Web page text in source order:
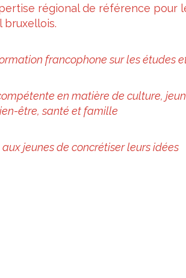
régio­nal de réfé­rence pour
fran­co­phone sur les études
en matière de culture,
être, santé et famille
jeunes de concré­ti­ser leurs idées